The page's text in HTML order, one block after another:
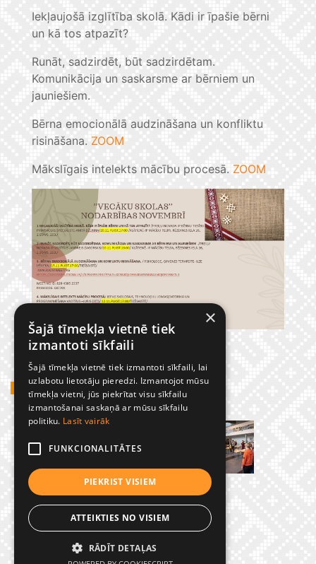
Iekļaujošā izglītība skolā. Kādi ir īpašie bērni
un kā tos atpazīt?
Runāt, sadzirdēt, būt sadzirdētam.
Komunikācija un saskarsme ar bērniem un
jauniešiem.
Bērna emocionālā audzināšana un konfliktu
risināšana. ZOOM
Mākslīgais intelekts mācību procesā. ZOOM
GADĪJUMBILDES
×
Šajā tīmekļa vietnē tiek
izmantoti sīkfaili
Šajā tīmekļa vietnē tiek izmantoti sīkfaili, lai
uzlabotu lietotāju pieredzi. Izmantojot mūsu
tīmekļa vietni, jūs piekrītat visu sīkfailu
izmantošanai saskaņā ar mūsu sīkfailu
politiku. Lasīt vairāk
FUNKCIONALITĀTES
PIEKRIST VISIEM
ATTEIKTIES NO VISIEM
RĀDĪT DETAĻAS